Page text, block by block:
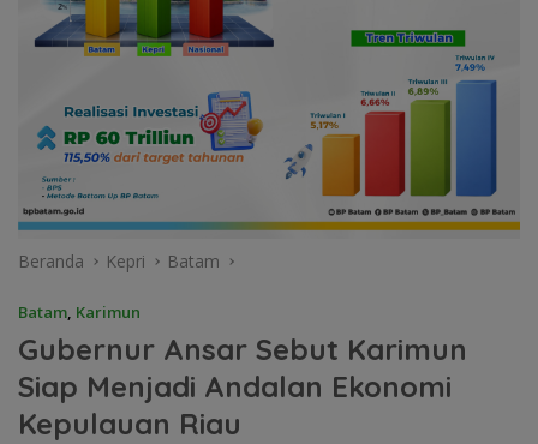
Beranda Kepri Batam
Batam, Karimun
Gubernur Ansar Sebut Karimun
Siap Menjadi Andalan Ekonomi
Kepulauan Riau